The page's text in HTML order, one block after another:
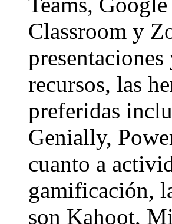
Classroom y
recursos, las
preferidas
Genially,
cuanto a
gamificación,
son Kahoot,